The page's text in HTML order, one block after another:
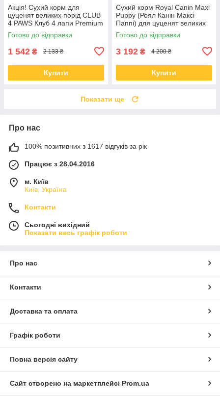
Акція! Сухий корм для
цуценят великих порід CLUB
4 PAWS Клуб 4 лапи Premium
for puppies of large breeds
Chicken з куркою 14 кг
Готово до відправки
1 542 ₴ 2 133 ₴
Купити
Сухий корм Royal Canin Maxi
Puppy (Роял Канін Максі
Паппі) для цуценят великих
порід з 2-15 місяців, 15 КГ
Готово до відправки
3 192 ₴ 4 200 ₴
Купити
Показати ще
Про нас
100% позитивних з 1617 відгуків за рік
Працює з 28.04.2016
м. Київ
Київ, Україна
Контакти
Сьогодні вихідний
Показати весь графік роботи
Про нас
Контакти
Доставка та оплата
Графік роботи
Повна версія сайту
Сайт створено на маркетплейсі Prom.ua